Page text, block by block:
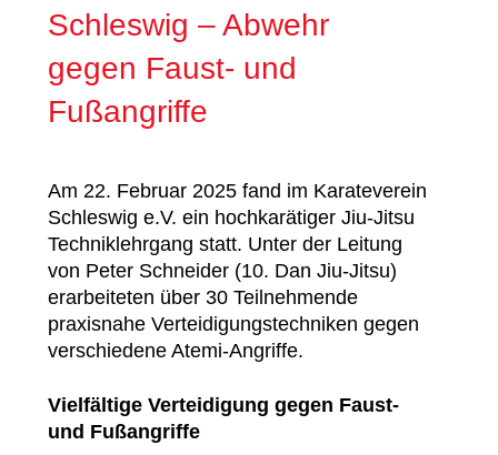
Schleswig – Abwehr
gegen Faust- und
Fußangriffe
Am 22. Februar 2025 fand im Karateverein
Schleswig e.V. ein hochkarätiger Jiu-Jitsu
Techniklehrgang statt. Unter der Leitung
von Peter Schneider (10. Dan Jiu-Jitsu)
erarbeiteten über 30 Teilnehmende
praxisnahe Verteidigungstechniken gegen
verschiedene Atemi-Angriffe.
Vielfältige Verteidigung gegen Faust-
und Fußangriffe